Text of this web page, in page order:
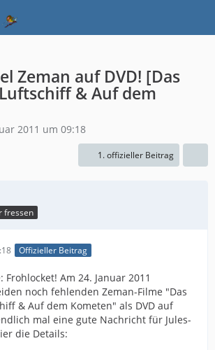
Zeman auf DVD! [Das
& Auf dem
2011 um 09:18
1. offizieller Beitrag
fressen
Offizieller Beitrag
Am 24. Januar 2011
noch fehlenden Zeman-Filme "Das
& Auf dem Kometen" als DVD auf
mal eine gute Nachricht für Jules-
die Details: